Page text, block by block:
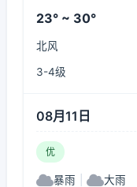
23° ~ 30°
北风
3-4级
08月11日
优
暴雨 大雨